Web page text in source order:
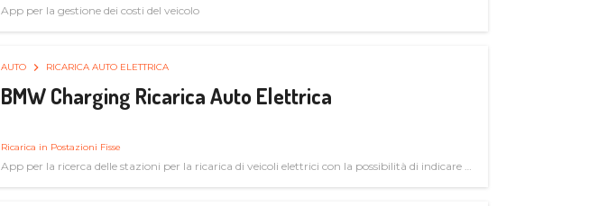
App per la gestione dei costi del veicolo
AUTO RICARICA AUTO ELETTRICA
BMW Charging Ricarica Auto Elettrica
Ricarica in Postazioni Fisse
App per la ricerca delle stazioni per la ricarica di veicoli elettrici con la possibilità di indicare le